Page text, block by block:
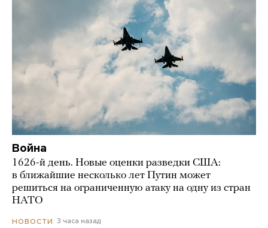
Война
1626-й день. Новые оценки разведки США:
в ближайшие несколько лет Путин может
решиться на ограниченную атаку на одну из стран
НАТО
НОВОСТИ 3 часа назад